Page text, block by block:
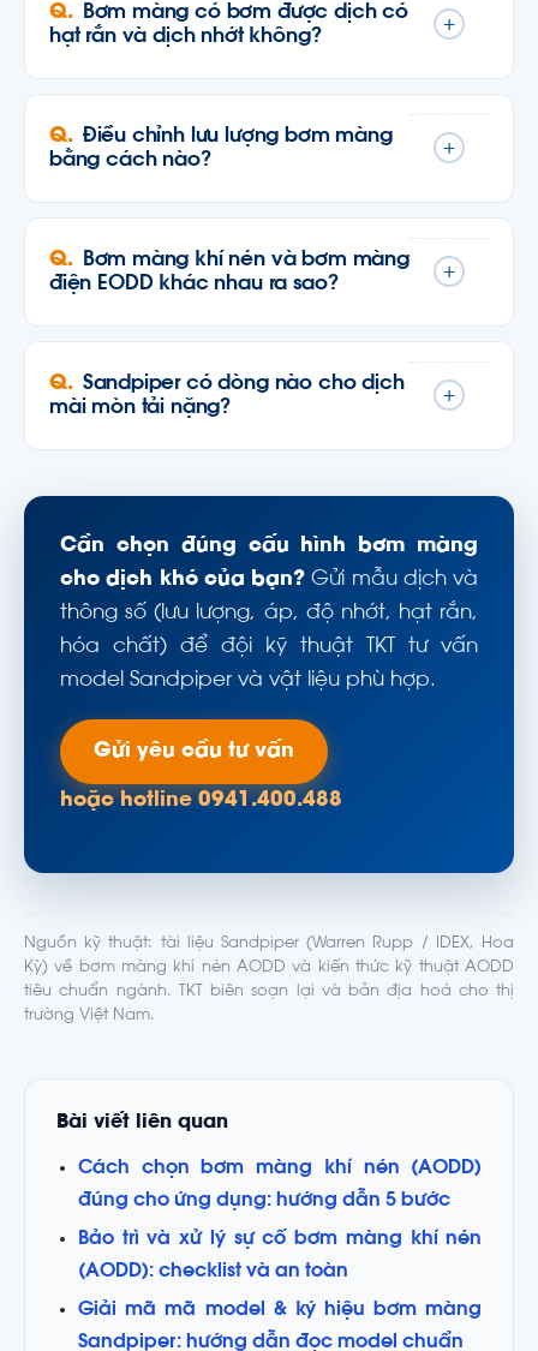
Bơm màng có bơm được dịch có
hạt rắn và dịch nhớt không?
+
Điều chỉnh lưu lượng bơm màng
bằng cách nào?
+
Bơm màng khí nén và bơm màng
điện EODD khác nhau ra sao?
+
Sandpiper có dòng nào cho dịch
mài mòn tải nặng?
+
Cần chọn đúng cấu hình bơm màng
cho dịch khó của bạn? Gửi mẫu dịch và
thông số (lưu lượng, áp, độ nhớt, hạt rắn,
hóa chất) để đội kỹ thuật TKT tư vấn
model Sandpiper và vật liệu phù hợp.
Gửi yêu cầu tư vấn
hoặc hotline 0941.400.488
Nguồn kỹ thuật: tài liệu Sandpiper (Warren Rupp / IDEX, Hoa
Kỳ) về bơm màng khí nén AODD và kiến thức kỹ thuật AODD
tiêu chuẩn ngành. TKT biên soạn lại và bản địa hoá cho thị
trường Việt Nam.
Bài viết liên quan
Cách chọn bơm màng khí nén (AODD)
đúng cho ứng dụng: hướng dẫn 5 bước
Bảo trì và xử lý sự cố bơm màng khí nén
(AODD): checklist và an toàn
Giải mã mã model & ký hiệu bơm màng
Sandpiper: hướng dẫn đọc model chuẩn